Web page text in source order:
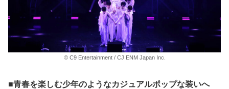
© C9 Entertainment / CJ ENM Japan Inc.
■青春を楽しむ少年のようなカジュアルポップな装いへ